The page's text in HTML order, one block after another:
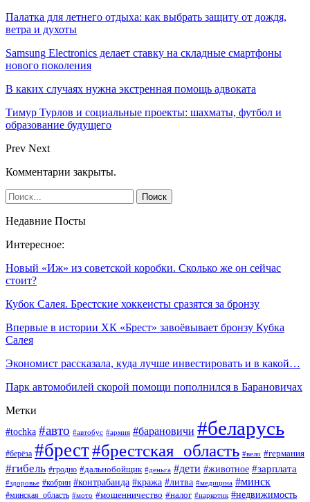
Палатка для летнего отдыха: как выбрать защиту от дождя,
ветра и духоты
Samsung Electronics делает ставку на складные смартфоны
нового поколения
В каких случаях нужна экстренная помощь адвоката
Тимур Турлов и социальные проекты: шахматы, футбол и
образование будущего
Prev Next
Комментарии закрыты.
Недавние Посты
Интересное:
Новый «Иж» из советской коробки. Сколько же он сейчас
стоит?
Кубок Салея. Брестские хоккеисты сразятся за бронзу
Впервые в истории ХК «Брест» завоёвывает бронзу Кубка
Салея
Экономист рассказала, куда лучше инвестировать и в какой…
Парк автомобилей скорой помощи пополнился в Барановичах
Метки
#tochka #авто #автобус #армия #барановичи #беларусь
#берёза #брест#брестская_область #вело #германия
#гибель #гродно #дальнобойщик #деньга #дети #животное #зарплата
#здоровье #кобрин #контрабанда #кража #литва #медицина #минск
#минская_область #мото #мошенничество #налог #наркотик #недвижимость